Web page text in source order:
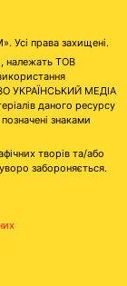
права захищені.
належать ТОВ
УКРАЇНСЬКИЙ МЕДІА
даного ресурсу
знаками
творів та/або
забороняється.